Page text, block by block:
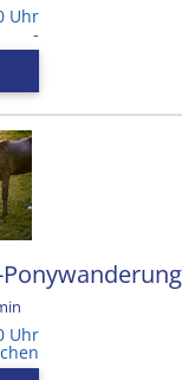
Uhr
-
Uhr